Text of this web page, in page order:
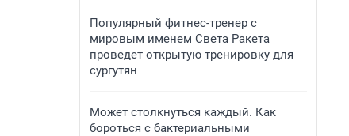
Популярный фитнес-тренер с
мировым именем Света Ракета
проведет открытую тренировку для
сургутян
Может столкнуться каждый. Как
бороться с бактериальными